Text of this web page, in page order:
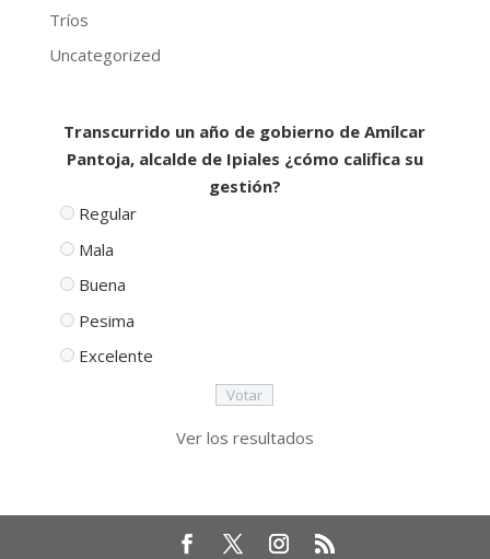
Tríos
Uncategorized
Transcurrido un año de gobierno de Amílcar
Pantoja, alcalde de Ipiales ¿cómo califica su
gestión?
Regular
Mala
Buena
Pesima
Excelente
Ver los resultados